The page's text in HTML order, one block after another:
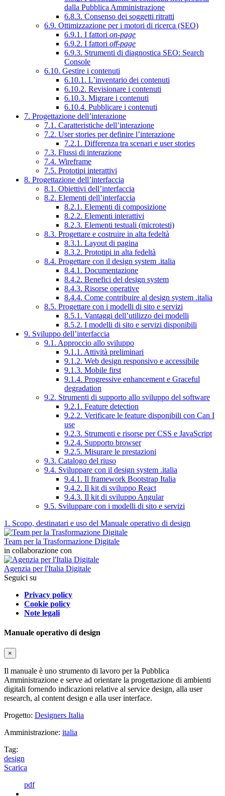
dalla Pubblica Amministrazione
6.8.3. Consenso dei soggetti ritratti
6.9. Ottimizzazione per i motori di ricerca (SEO)
6.9.1. I fattori on-page
6.9.2. I fattori off-page
6.9.3. Strumenti di diagnostica SEO: Search
Console
6.10. Gestire i contenuti
6.10.1. L’inventario dei contenuti
6.10.2. Revisionare i contenuti
6.10.3. Migrare i contenuti
6.10.4. Pubblicare i contenuti
7. Progettazione dell’interazione
7.1. Caratteristiche dell’interazione
7.2. User stories per definire l’interazione
7.2.1. Differenza tra scenari e user stories
7.3. Flussi di interazione
7.4. Wireframe
7.5. Prototipi interattivi
8. Progettazione dell’interfaccia
8.1. Obiettivi dell’interfaccia
8.2. Elementi dell’interfaccia
8.2.1. Elementi di composizione
8.2.2. Elementi interattivi
8.2.3. Elementi testuali (microtesti)
8.3. Progettare e costruire in alta fedeltà
8.3.1. Layout di pagina
8.3.2. Prototipi in alta fedeltà
8.4. Progettare con il design system .italia
8.4.1. Documentazione
8.4.2. Benefici del design system
8.4.3. Risorse operative
8.4.4. Come contribuire al design system .italia
8.5. Progettare con i modelli di sito e servizi
8.5.1. Vantaggi dell’utilizzo dei modelli
8.5.2. I modelli di sito e servizi disponibili
9. Sviluppo dell’interfaccia
9.1. Approccio allo sviluppo
9.1.1. Attività preliminari
9.1.2. Web design responsivo e accessibile
9.1.3. Mobile first
9.1.4. Progressive enhancement e Graceful
degradation
9.2. Strumenti di supporto allo sviluppo del software
9.2.1. Feature detection
9.2.2. Verificare le feature disponibili con Can I
use
9.2.3. Strumenti e risorse per CSS e JavaScript
9.2.4. Supporto browser
9.2.5. Misurare le prestazioni
9.3. Catalogo del riuso
9.4. Sviluppare con il design system .italia
9.4.1. Il framework Bootstrap Italia
9.4.2. Il kit di sviluppo React
9.4.3. Il kit di sviluppo Angular
9.5. Sviluppare con i modelli di sito e servizi
1. Scopo, destinatari e uso del Manuale operativo di design
Team per la Trasformazione Digitale
in collaborazione con
Agenzia per l'Italia Digitale
Seguici su
Privacy policy
Cookie policy
Note legali
Manuale operativo di design
×
Il manuale è uno strumento di lavoro per la Pubblica
Amministrazione e serve ad orientare la progettazione di ambienti
digitali fornendo indicazioni relative al service design, alla user
research, al content design e alla user interface.
Progetto: Designers Italia
Amministrazione: italia
Tag:
design
Scarica
pdf